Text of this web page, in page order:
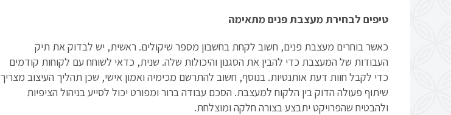
טיפים לבחירת מעצבת פנים מתאימה
כאשר בוחרים מעצבת פנים, חשוב לקחת בחשבון מספר שיקולים. ראשית, יש לבדוק את תיק
העבודות של המעצבת כדי להבין את הסגנון והיכולות שלה. שנית, כדאי לשוחח עם לקוחות קודמים
כדי לקבל חוות דעת אותנטיות. בנוסף, חשוב להתרשם מכימיה ואמון אישי, שכן תהליך העיצוב מצריך
שיתוף פעולה הדוק בין הלקוח למעצבת. הסכם עבודה ברור ומפורט יכול לסייע בניהול הציפיות
ולהבטיח שהפרויקט יתבצע בצורה חלקה ומוצלחת.